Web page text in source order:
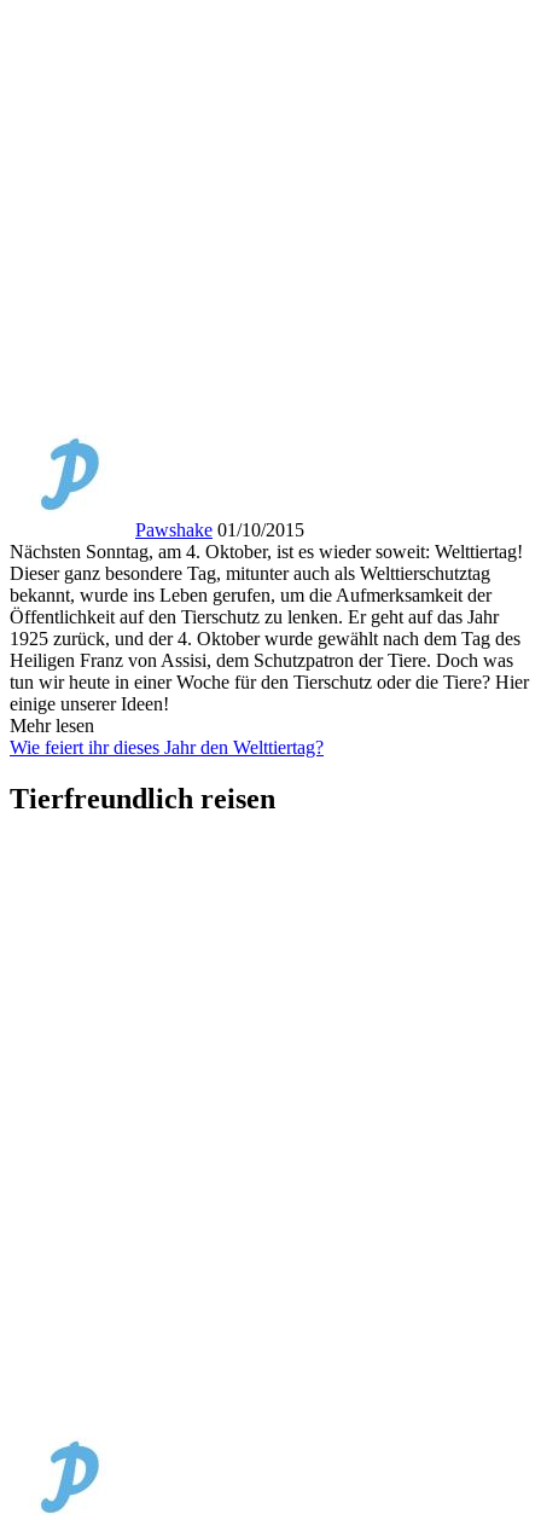
Pawshake 01/10/2015
Nächsten Sonntag, am 4. Oktober, ist es wieder soweit: Welttiertag!
Dieser ganz besondere Tag, mitunter auch als Welttierschutztag
bekannt, wurde ins Leben gerufen, um die Aufmerksamkeit der
Öffentlichkeit auf den Tierschutz zu lenken. Er geht auf das Jahr
1925 zurück, und der 4. Oktober wurde gewählt nach dem Tag des
Heiligen Franz von Assisi, dem Schutzpatron der Tiere. Doch was
tun wir heute in einer Woche für den Tierschutz oder die Tiere? Hier
einige unserer Ideen!
Mehr lesen
Wie feiert ihr dieses Jahr den Welttiertag?
Tierfreundlich reisen